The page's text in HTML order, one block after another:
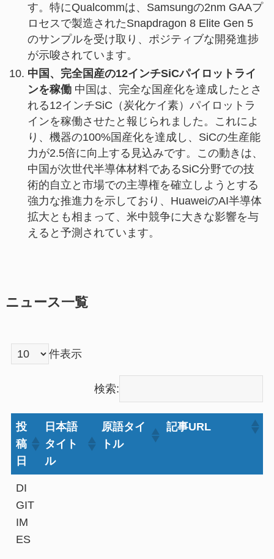
す。特にQualcommは、Samsungの2nm GAAプ
ロセスで製造されたSnapdragon 8 Elite Gen 5
のサンプルを受け取り、ポジティブな開発進捗
が示唆されています。
中国、完全国産の12インチSiCパイロットライ
ンを稼働中国は、完全な国産化を達成したとさ
れる12インチSiC（炭化ケイ素）パイロットラ
インを稼働させたと報じられました。これによ
り、機器の100%国産化を達成し、SiCの生産能
力が2.5倍に向上する見込みです。この動きは、
中国が次世代半導体材料であるSiC分野での技
術的自立と市場での主導権を確立しようとする
強力な推進力を示しており、HuaweiのAI半導体
拡大とも相まって、米中競争に大きな影響を与
えると予測されています。
ニュース一覧
件表示
検索:
投
稿
日
日本語
タイト
ル
原語タイ
トル
記事URL
DI
GIT
IM
ES